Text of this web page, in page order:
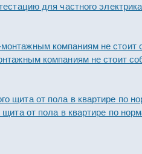
для частного
компаниям не стоит
щита от пола в квартире по